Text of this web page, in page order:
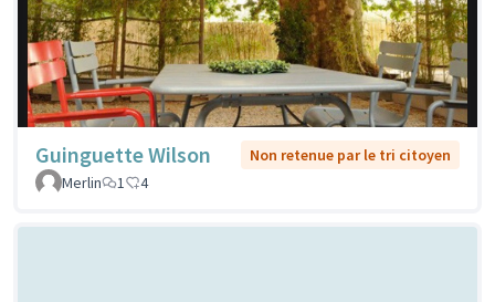
Guinguette Wilson
Non retenue par le tri citoyen
Merlin
1 4